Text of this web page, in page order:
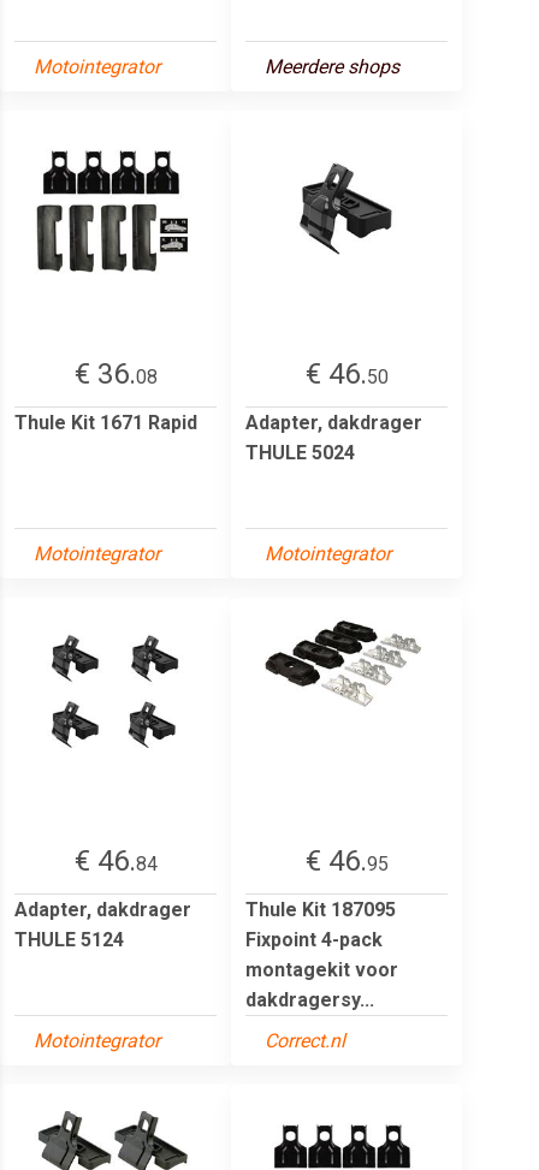
Motointegrator Meerdere shops
€ 36.08
Thule Kit 1671 Rapid
Motointegrator
€ 46.50
Adapter, dakdrager
THULE 5024
Motointegrator
€ 46.84
Adapter, dakdrager
THULE 5124
Motointegrator
€ 46.95
Thule Kit 187095
Fixpoint 4-pack
montagekit voor
dakdragersy...
Correct.nl